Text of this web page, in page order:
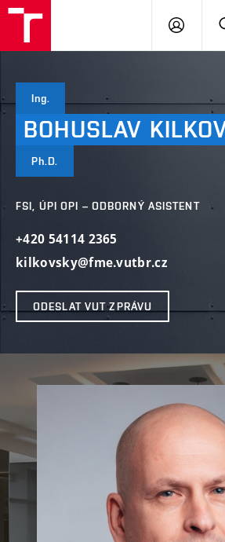
Ing.
BOHUSLAV
Ph.D.
FSI, ÚPI OPI – ODBORNÝ ASISTENT
+420 54114 2365
kilkovsky@fme.vutbr.cz
ODESLAT VUT ZPRÁVU